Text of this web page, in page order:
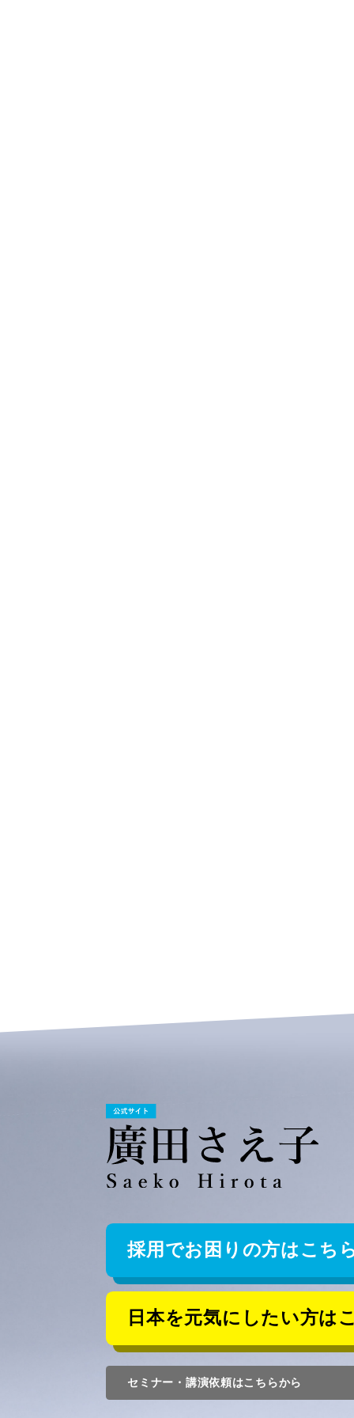
採用でお困りの方はこち
日本を元気にしたい方は
セミナー・講演依頼はこちらから